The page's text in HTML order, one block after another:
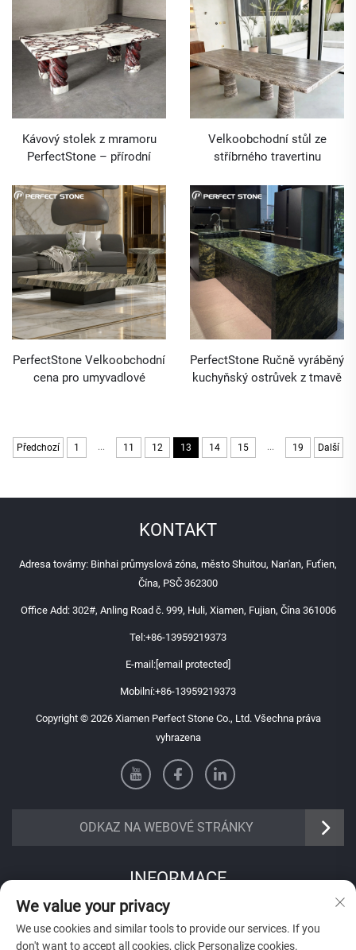
Kávový stolek z mramoru
PerfectStone – přírodní
velkoobchodní nabídka pro
interiérové a stavební
projekty
Velkoobchodní stůl ze
stříbrného travertinu
tvaru pro projekty luxusních
vil a hotelů
PerfectStone Velkoobchodní
cena pro umyvadlové
stavební projekt
PerfectStone Ručně vyráběný
kuchyňský ostrůvek z tmavě
deska pro luxusní moderní
Předchozí 1 ... 11 12 13 14 15 ... 19 Další
KONTAKT
Adresa továrny: Binhai průmyslová zóna, město Shuitou, Nan'an, Fuťien,
Čína, PSČ 362300
Office Add: 302#, Anling Road č. 999, Huli, Xiamen, Fujian, Čína 361006
Tel:+86-13959219373
E-mail: [email protected]
Mobilní:+86-13959219373
Copyright © 2026 Xiamen Perfect Stone Co., Ltd. Všechna práva
vyhrazena
ODKAZ NA WEBOVÉ STRÁNKY
INFORMACE
Přihlaste se k odběru našeho týdenního newsletteru
We value your privacy
We use cookies and similar tools to provide our services. If you
don't want to accept all cookies, click Personalize cookies.